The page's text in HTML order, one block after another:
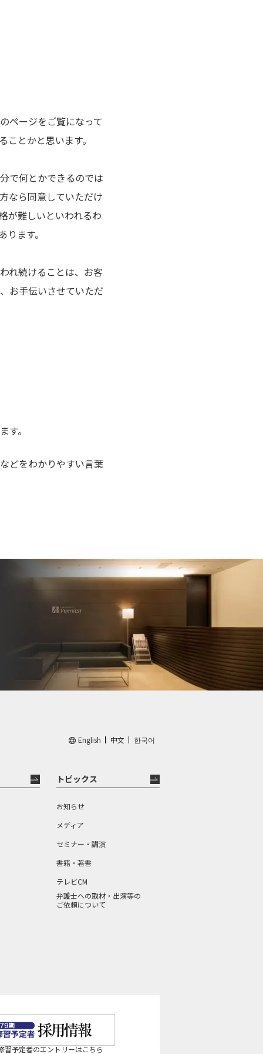
ページをご覧になって
とかと思います。
で何とかできるのでは
なら同意していただけ
が難しいといわれるわ
ます。
れ続けることは、お客
お手伝いさせていただ
。
どをわかりやすい言葉
English 中文 한국어
トピックス
お知らせ
メディア
セミナー・講演
書籍・著書
テレビCM
弁護士への取材・出演等の
ご依頼について
習予定者のエントリーはこちら